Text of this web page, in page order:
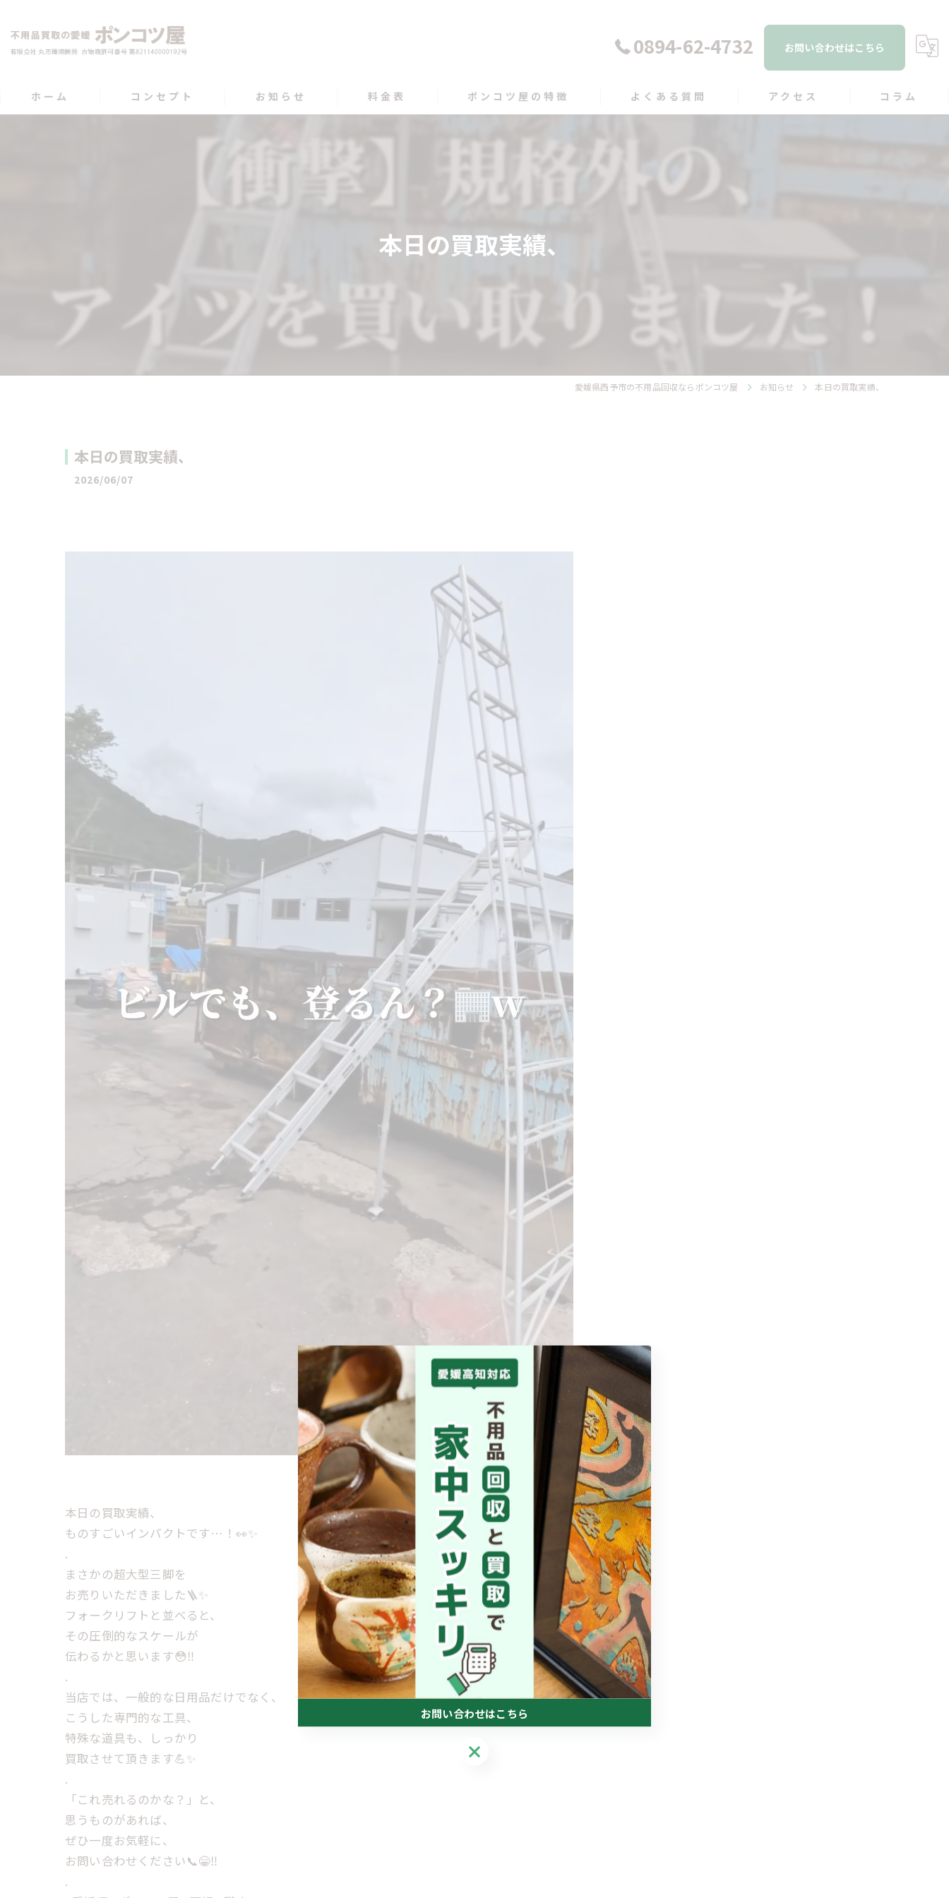
0894-62-4732 お問い合わせはこちら
ホーム コンセプト お知らせ 料金表 ポンコツ屋の特徴
愛媛の不用品回収
よくある質問 アクセス コラム
本日の買取実績、
愛媛県西予市の不用品回収ならポンコツ屋 お知らせ 本日の買取実績、
本日の買取実績、
2026/06/07
本日の買取実績、
ものすごいインパクトです…！👀✨
.
まさかの超大型三脚を
お売りいただきました🪜✨️
フォークリフトと並べると、
その圧倒的なスケールが
伝わるかと思います😳‼️
.
当店では、一般的な日用品だけでなく、
こうした専門的な工具、
特殊な道具も、しっかり
買取させて頂きます💪✨
.
「これ売れるのかな？」と、
思うものがあれば、
ぜひ一度お気軽に、
お問い合わせください📞😁‼️
.
お問い合わせはこちら
お問い合わせはこちら